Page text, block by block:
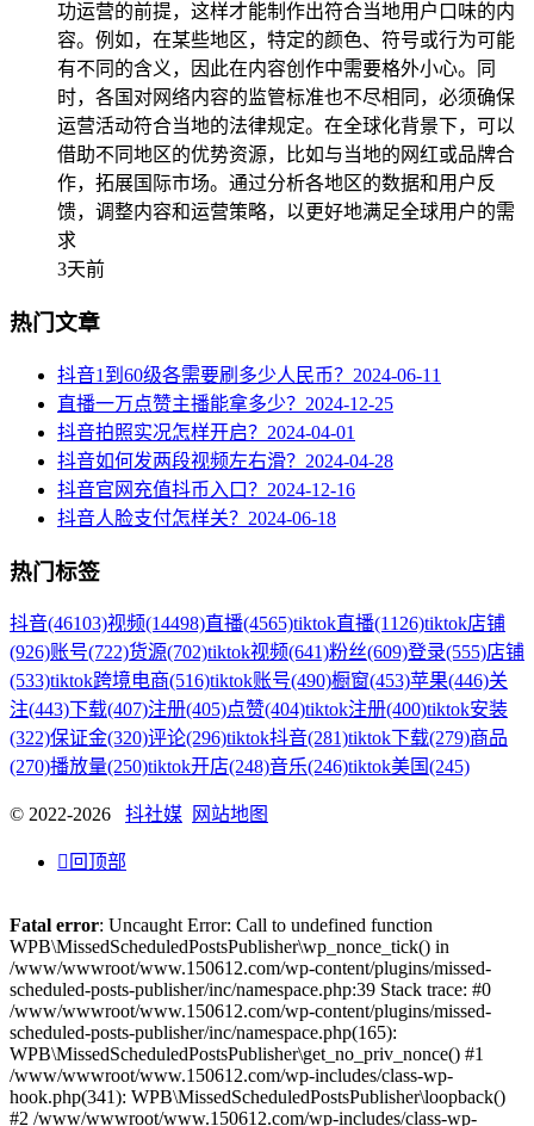
功运营的前提，这样才能制作出符合当地用户口味的内
容。例如，在某些地区，特定的颜色、符号或行为可能
有不同的含义，因此在内容创作中需要格外小心。同
时，各国对网络内容的监管标准也不尽相同，必须确保
运营活动符合当地的法律规定。在全球化背景下，可以
借助不同地区的优势资源，比如与当地的网红或品牌合
作，拓展国际市场。通过分析各地区的数据和用户反
馈，调整内容和运营策略，以更好地满足全球用户的需
求
3天前
热门文章
抖音1到60级各需要刷多少人民币？ 2024-06-11
直播一万点赞主播能拿多少？ 2024-12-25
抖音拍照实况怎样开启？ 2024-04-01
抖音如何发两段视频左右滑？ 2024-04-28
抖音官网充值抖币入口？ 2024-12-16
抖音人脸支付怎样关？ 2024-06-18
热门标签
抖音(46103)视频(14498)直播(4565)tiktok直播(1126)tiktok店铺
(926)账号(722)货源(702)tiktok视频(641)粉丝(609)登录(555)店铺
(533)tiktok跨境电商(516)tiktok账号(490)橱窗(453)苹果(446)关
注(443)下载(407)注册(405)点赞(404)tiktok注册(400)tiktok安装
(322)保证金(320)评论(296)tiktok抖音(281)tiktok下载(279)商品
(270)播放量(250)tiktok开店(248)音乐(246)tiktok美国(245)
© 2022-2026 抖社媒 网站地图
 回顶部
Fatal error: Uncaught Error: Call to undefined function
WPB\MissedScheduledPostsPublisher\wp_nonce_tick() in
/www/wwwroot/www.150612.com/wp-content/plugins/missed-
scheduled-posts-publisher/inc/namespace.php:39 Stack trace: #0
/www/wwwroot/www.150612.com/wp-content/plugins/missed-
scheduled-posts-publisher/inc/namespace.php(165):
WPB\MissedScheduledPostsPublisher\get_no_priv_nonce() #1
/www/wwwroot/www.150612.com/wp-includes/class-wp-
hook.php(341): WPB\MissedScheduledPostsPublisher\loopback()
#2 /www/wwwroot/www.150612.com/wp-includes/class-wp-